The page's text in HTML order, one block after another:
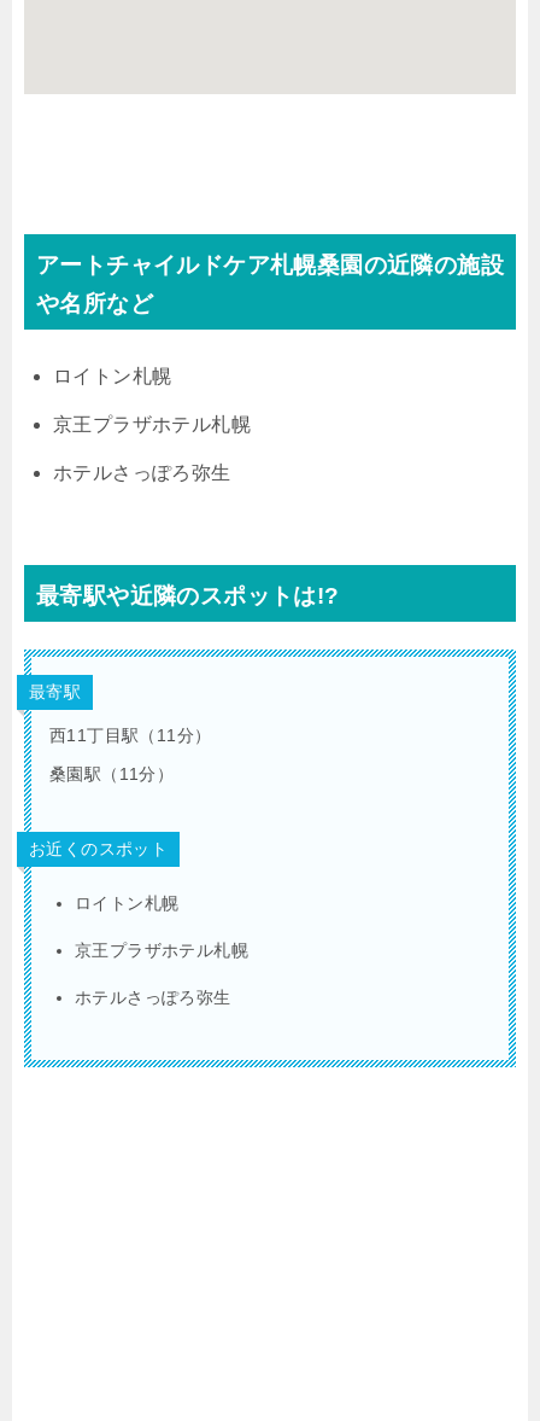
アートチャイルドケア札幌桑園の近隣の施設
や名所など
ロイトン札幌
京王プラザホテル札幌
ホテルさっぽろ弥生
最寄駅や近隣のスポットは!?
最寄駅
西11丁目駅（11分）
桑園駅（11分）
お近くのスポット
ロイトン札幌
京王プラザホテル札幌
ホテルさっぽろ弥生